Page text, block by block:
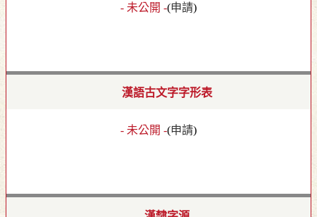
- 未公開 -(申請)
漢語古文字字形表
- 未公開 -(申請)